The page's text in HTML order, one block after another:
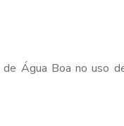
Água Boa no uso